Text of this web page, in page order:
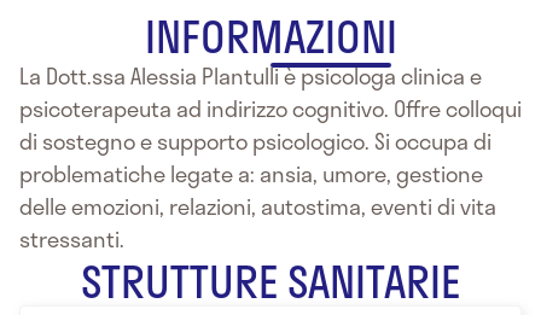
INFORMAZIONI
La Dott.ssa Alessia Plantulli è psicologa clinica e
psicoterapeuta ad indirizzo cognitivo. Offre colloqui
di sostegno e supporto psicologico. Si occupa di
problematiche legate a: ansia, umore, gestione
delle emozioni, relazioni, autostima, eventi di vita
stressanti.
STRUTTURE SANITARIE